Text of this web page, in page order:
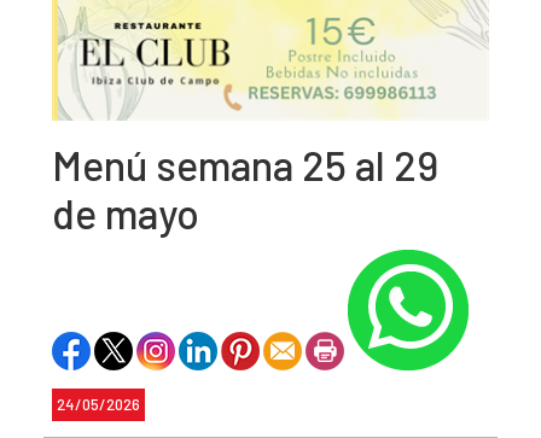
Menú semana 25 al 29
de mayo
24/05/2026